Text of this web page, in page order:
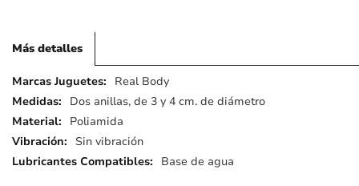
Más detalles
Más
detalles
Real Body
Dos anillas, de 3 y 4 cm. de diámetro
Poliamida
Sin vibración
Base de agua